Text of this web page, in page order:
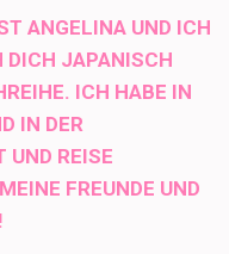
ANGELINA UND ICH
DICH JAPANISCH
ICH HABE IN
IN DER
UND REISE
FREUNDE UND